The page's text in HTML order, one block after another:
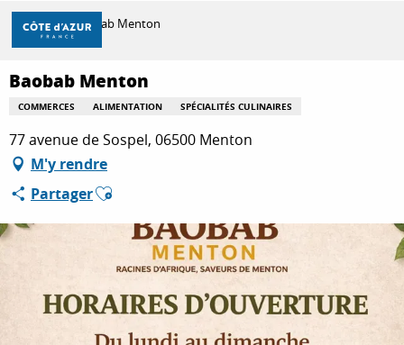
Aller
contenu
principal
DÉCOUVRIR
À FAIRE
SÉJOURNER
Accueil Baobab Menton
Baobab Menton
COMMERCES ALIMENTATION SPÉCIALITÉS CULINAIRES
77 avenue de Sospel, 06500 Menton
M'y rendre
PartagerAjouter aux favoris